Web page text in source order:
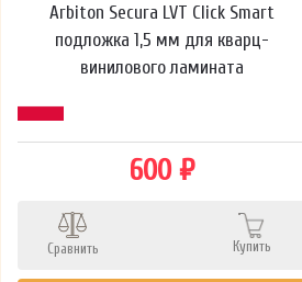
Arbiton Secura LVT Click Smart
подложка 1,5 мм для кварц-
винилового ламината
600 ₽
Сравнить Купить